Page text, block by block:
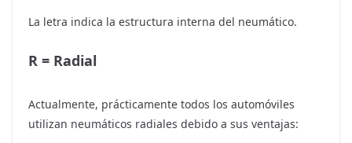
La letra indica la estructura interna del neumático.
R = Radial
Actualmente, prácticamente todos los automóviles
utilizan neumáticos radiales debido a sus ventajas: